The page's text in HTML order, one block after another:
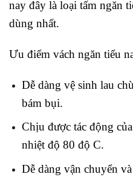
nay đây là loại tấm ngăn
dùng nhất.
Ưu điểm vách ngăn tiểu
Dễ dàng vệ sinh lau
bám bụi.
Chịu được tác động
nhiệt độ 80 độ C.
Dễ dàng vận chuyển